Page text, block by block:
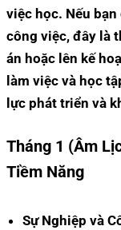
việc học. Nếu
công việc, đây là
án hoặc lên kế
làm việc và học
lực phát triển và
Tháng 1 (Âm
Tiềm Năng
Sự Nghiệp và